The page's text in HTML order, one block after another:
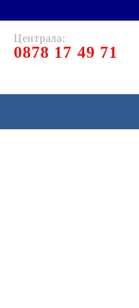
Централа:
0878 17 49 71